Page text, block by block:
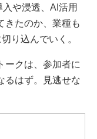
や浸透、AI活用
きたのか、業種も
り込んでいく。
クは、参加者に
るはず。見逃せな